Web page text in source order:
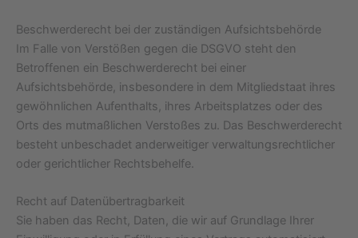
Beschwerde­recht bei der zuständigen Aufsichts­behörde
Im Falle von Verstößen gegen die DSGVO steht den
Betroffenen ein Beschwerderecht bei einer
Aufsichtsbehörde, insbesondere in dem Mitgliedstaat ihres
gewöhnlichen Aufenthalts, ihres Arbeitsplatzes oder des
Orts des mutmaßlichen Verstoßes zu. Das Beschwerderecht
besteht unbeschadet anderweitiger verwaltungsrechtlicher
oder gerichtlicher Rechtsbehelfe.
Recht auf Daten­übertrag­barkeit
Sie haben das Recht, Daten, die wir auf Grundlage Ihrer